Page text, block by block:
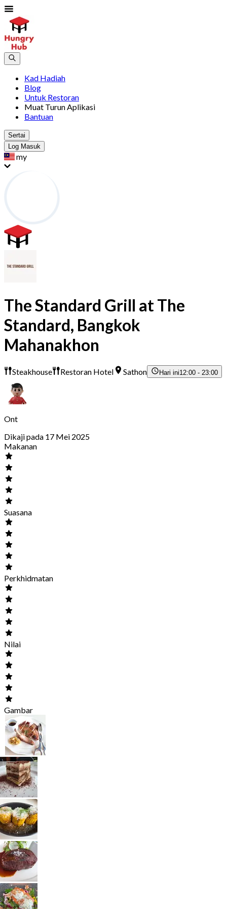
Kad Hadiah
Blog
Untuk Restoran
Muat Turun Aplikasi
Bantuan
Sertai
Log Masuk
my
The Standard Grill at The
Standard, Bangkok
Mahanakhon
Steakhouse Restoran Hotel Sathon Hari ini12:00 - 23:00
Ont
Dikaji pada 17 Mei 2025
Makanan
Suasana
Perkhidmatan
Nilai
Gambar